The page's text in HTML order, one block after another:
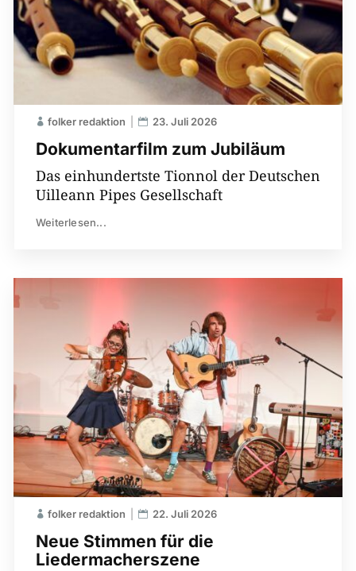
Dokumentarfilm zum Jubiläum
folker redaktion 23. Juli 2026
Das einhundertste Tionnol der Deutschen
Uilleann Pipes Gesellschaft
Weiterlesen...
Neue Stimmen für die
Liedermacherszene
folker redaktion 22. Juli 2026